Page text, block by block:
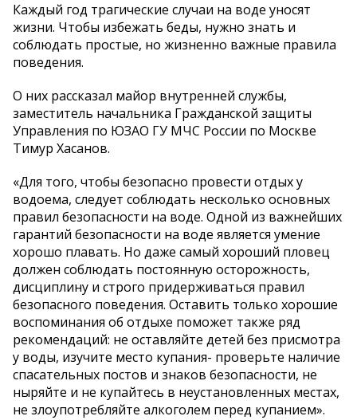
Каждый год трагические случаи на воде уносят
жизни. Чтобы избежать беды, нужно знать и
соблюдать простые, но жизненно важные правила
поведения.
О них рассказал майор внутренней службы,
заместитель начальника Гражданской защиты
Управления по ЮЗАО ГУ МЧС России по Москве
Тимур Хасанов.
«Для того, чтобы безопасно провести отдых у
водоема, следует соблюдать несколько основных
правил безопасности на воде. Одной из важнейших
гарантий безопасности на воде является умение
хорошо плавать. Но даже самый хороший пловец
должен соблюдать постоянную осторожность,
дисциплину и строго придерживаться правил
безопасного поведения. Оставить только хорошие
воспоминания об отдыхе поможет также ряд
рекомендаций: не оставляйте детей без присмотра
у воды, изучите место купания- проверьте наличие
спасательных постов и знаков безопасности, не
ныряйте и не купайтесь в неустановленных местах,
не злоупотребляйте алкоголем перед купанием».